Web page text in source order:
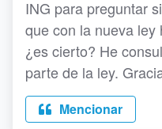
ING para preguntar
que con la nueva ley
¿es cierto? He
parte de la ley.
Mencionar